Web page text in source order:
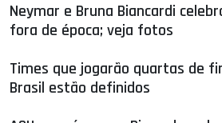
Neymar e Bruna Biancardi
fora de época; veja fotos
Times que jogarão quartas de
Brasil estão definidos